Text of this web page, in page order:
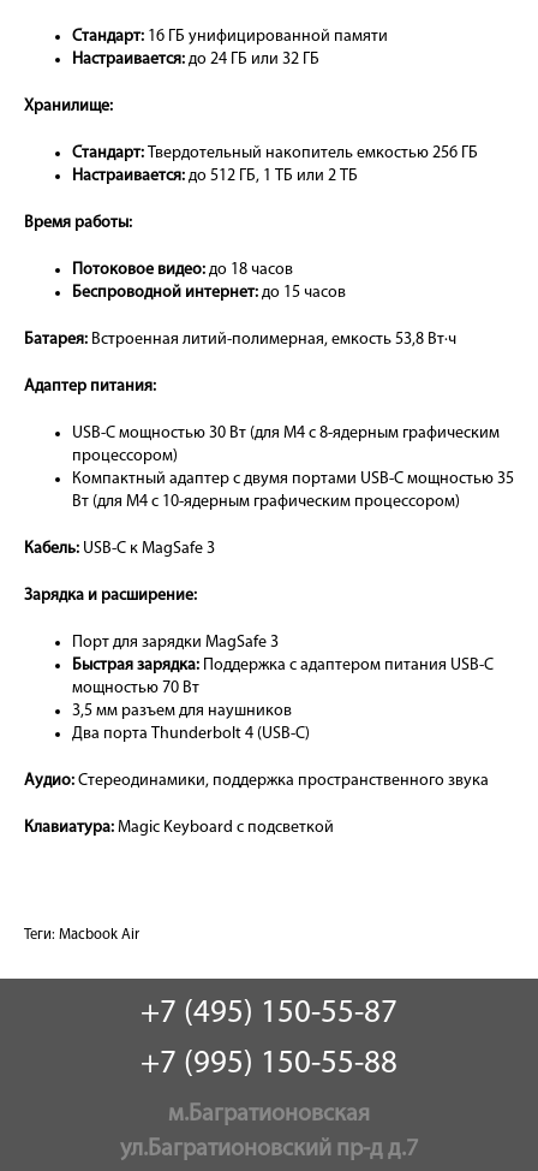
Стандарт: 16 ГБ унифицированной памяти
Настраивается: до 24 ГБ или 32 ГБ
Хранилище:
Стандарт: Твердотельный накопитель емкостью 256 ГБ
Настраивается: до 512 ГБ, 1 ТБ или 2 ТБ
Время работы:
Потоковое видео: до 18 часов
Беспроводной интернет: до 15 часов
Батарея: Встроенная литий-полимерная, емкость 53,8 Вт·ч
Адаптер питания:
USB-C мощностью 30 Вт (для M4 с 8-ядерным графическим
процессором)
Компактный адаптер с двумя портами USB-C мощностью 35
Вт (для M4 с 10-ядерным графическим процессором)
Кабель: USB-C к MagSafe 3
Зарядка и расширение:
Порт для зарядки MagSafe 3
Быстрая зарядка: Поддержка с адаптером питания USB-C
мощностью 70 Вт
3,5 мм разъем для наушников
Два порта Thunderbolt 4 (USB-C)
Аудио: Стереодинамики, поддержка пространственного звука
Клавиатура: Magic Keyboard с подсветкой
Теги: Macbook Air
+7 (495) 150-55-87
+7 (995) 150-55-88
м.Багратионовская
ул.Багратионовский пр-д д.7